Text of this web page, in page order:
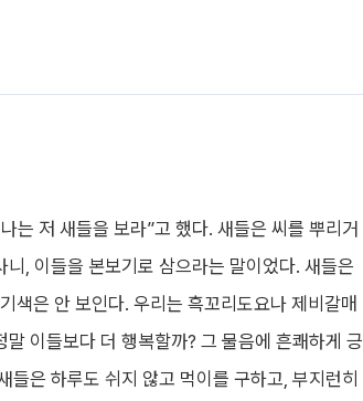
는 저 새들을 보라”고 했다. 새들은 씨를 뿌리거
, 이들을 본보기로 삼으라는 말이었다. 새들은
색은 안 보인다. 우리는 흑꼬리도요나 제비갈매
이들보다 더 행복할까? 그 물음에 흔쾌하게 긍
은 하루도 쉬지 않고 먹이를 구하고, 부지런히